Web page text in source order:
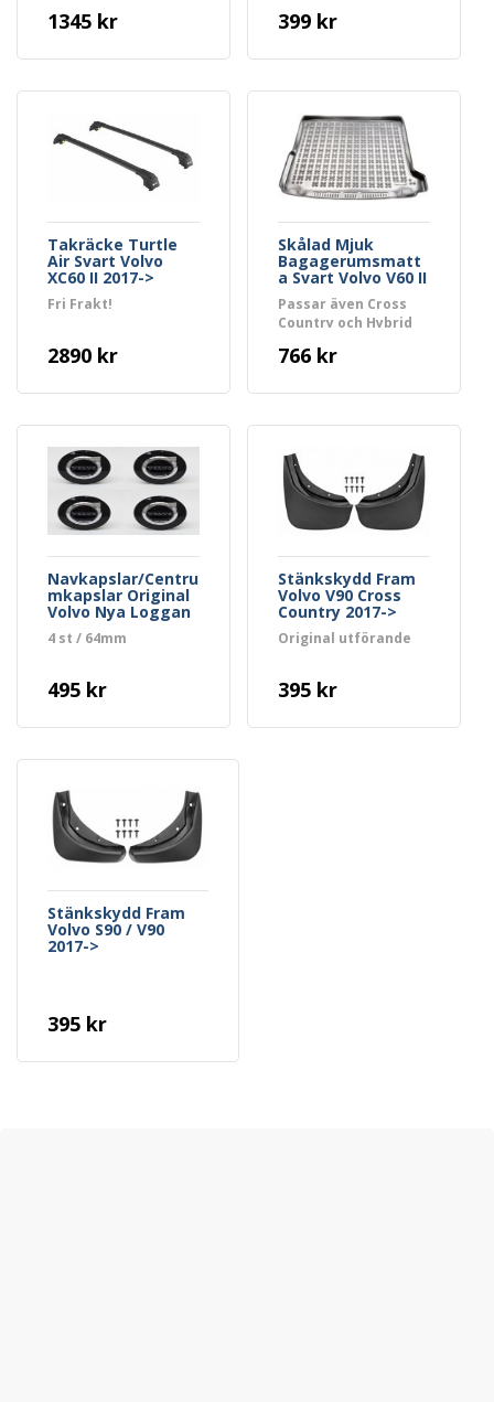
1345 kr 399 kr
Takräcke Turtle
Air Svart Volvo
XC60 II 2017->
Fri Frakt!
2890 kr
Skålad Mjuk
Bagagerumsmatt
a Svart Volvo V60 II
2018->
Passar även Cross
Country och Hybrid
766 kr
Navkapslar/Centru
mkapslar Original
Volvo Nya Loggan
Svart
4 st / 64mm
495 kr
Stänkskydd Fram
Volvo V90 Cross
Country 2017->
Original utförande
395 kr
Stänkskydd Fram
Volvo S90 / V90
2017->
395 kr